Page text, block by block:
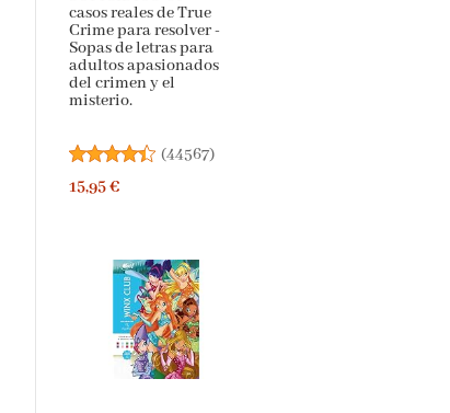
casos reales de True
Crime para resolver -
Sopas de letras para
adultos apasionados
del crimen y el
misterio.
(44567)
15,95 €